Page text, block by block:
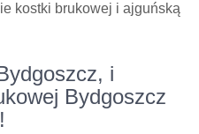
kostki brukowej i ajguńską
i
Bydgoszcz